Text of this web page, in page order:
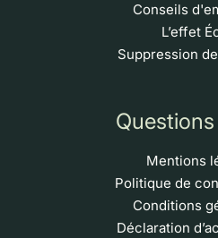
Conseils
L’effet
Suppression
Mentions
Politique de
Conditions
Déclaration